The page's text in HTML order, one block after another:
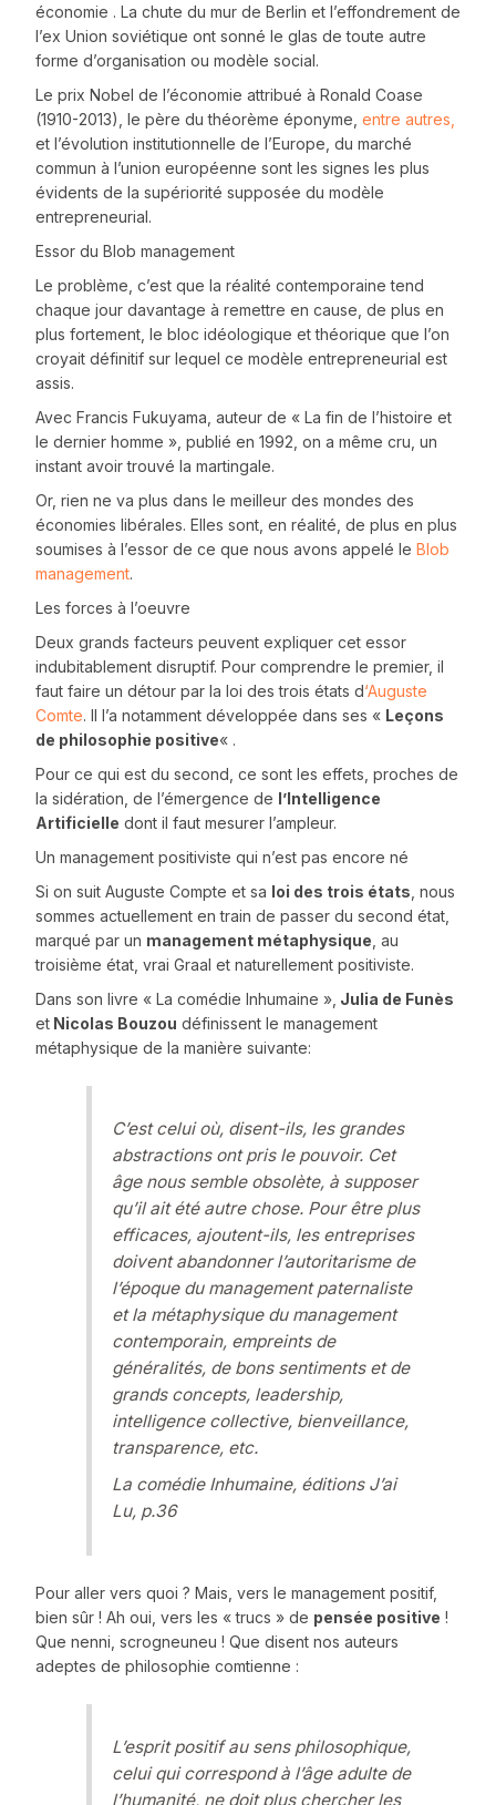
économie . La chute du mur de Berlin et l’effondrement de
l’ex Union soviétique ont sonné le glas de toute autre
forme d’organisation ou modèle social.
Le prix Nobel de l’économie attribué à Ronald Coase
(1910-2013), le père du théorème éponyme, entre autres,
et l’évolution institutionnelle de l’Europe, du marché
commun à l’union européenne sont les signes les plus
évidents de la supériorité supposée du modèle
entrepreneurial.
Essor du Blob management
Le problème, c’est que la réalité contemporaine tend
chaque jour davantage à remettre en cause, de plus en
plus fortement, le bloc idéologique et théorique que l’on
croyait définitif sur lequel ce modèle entrepreneurial est
assis.
Avec Francis Fukuyama, auteur de « La fin de l’histoire et
le dernier homme », publié en 1992, on a même cru, un
instant avoir trouvé la martingale.
Or, rien ne va plus dans le meilleur des mondes des
économies libérales. Elles sont, en réalité, de plus en plus
soumises à l’essor de ce que nous avons appelé le Blob
management.
Les forces à l’oeuvre
Deux grands facteurs peuvent expliquer cet essor
indubitablement disruptif. Pour comprendre le premier, il
faut faire un détour par la loi des trois états d‘Auguste
Comte. Il l’a notamment développée dans ses « Leçons
de philosophie positive« .
Pour ce qui est du second, ce sont les effets, proches de
la sidération, de l’émergence de l’Intelligence
Artificielle dont il faut mesurer l’ampleur.
Un management positiviste qui n’est pas encore né
Si on suit Auguste Compte et sa loi des trois états , nous
sommes actuellement en train de passer du second état,
marqué par un management métaphysique , au
troisième état, vrai Graal et naturellement positiviste.
Dans son livre « La comédie Inhumaine », Julia de Funès
etNicolas Bouzou définissent le management
métaphysique de la manière suivante:
C’est celui où, disent-ils, les grandes
abstractions ont pris le pouvoir. Cet
âge nous semble obsolète, à supposer
qu’il ait été autre chose. Pour être plus
efficaces, ajoutent-ils, les entreprises
doivent abandonner l’autoritarisme de
l’époque du management paternaliste
et la métaphysique du management
contemporain, empreints de
généralités, de bons sentiments et de
grands concepts, leadership,
intelligence collective, bienveillance,
transparence, etc.
La comédie Inhumaine, éditions J’ai
Lu, p.36
Pour aller vers quoi ? Mais, vers le management positif,
bien sûr ! Ah oui, vers les « trucs » de pensée positive !
Que nenni, scrogneuneu ! Que disent nos auteurs
adeptes de philosophie comtienne :
L’esprit positif au sens philosophique,
celui qui correspond à l’âge adulte de
l’humanité, ne doit plus chercher les